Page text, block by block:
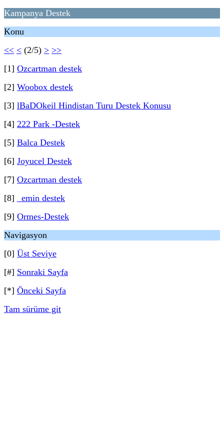
Kampanya Destek
Konu
<< < (2/5) > >>
[1] Ozcartman destek
[2] Woobox destek
[3] lBaDOkeil Hindistan Turu Destek Konusu
[4] 222 Park -Destek
[5] Balca Destek
[6] Joyucel Destek
[7] Ozcartman destek
[8]
_emin destek
[9] Ormes-Destek
Navigasyon
[0] Üst Seviye
[#] Sonraki Sayfa
[*] Önceki Sayfa
Tam sürüme git